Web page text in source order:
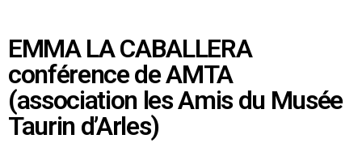
EMMA LA CABALLERA
conférence de AMTA
(association les Amis du Musée
Taurin d’Arles)